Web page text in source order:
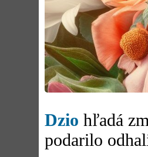
Dzio hľadá
podarilo